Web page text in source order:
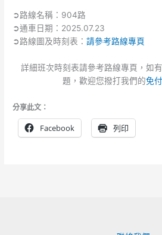
➲路線名稱：904路
➲通車日期：2025.07.23
➲路線圖及時刻表：請參考路線專頁
詳細班次時刻表請參考路線專頁，如
題，歡迎您撥打我們的免
分享此文：
Facebook 列印